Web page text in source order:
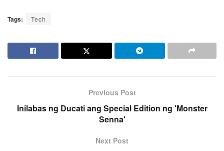
Tags: Tech
Previous Post
Inilabas ng Ducati ang Special Edition ng 'Monster
Senna'
Next Post